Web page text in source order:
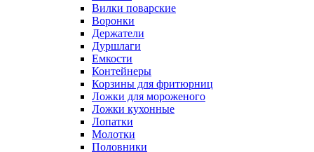
Вилки поварские
Воронки
Держатели
Дуршлаги
Емкости
Контейнеры
Корзины для фритюрниц
Ложки для мороженого
Ложки кухонные
Лопатки
Молотки
Половники